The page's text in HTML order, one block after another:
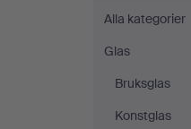
på
Alla kategorier
Glas
Bruksglas
Konstglas